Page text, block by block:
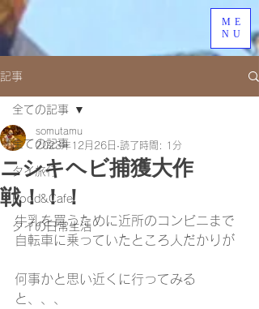
ME
NU
記事
全ての記事
タイ旅行
Food&Cafe
タイの日常生活
全ての記事
ニシキヘビ捕獲大作
戦！！！
somutamu
2023年12月26日 読了時間: 1分
牛乳を買うために近所のコンビニまで
自転車に乗っていたところ人だかりが
何事かと思い近くに行ってみる
と、、、